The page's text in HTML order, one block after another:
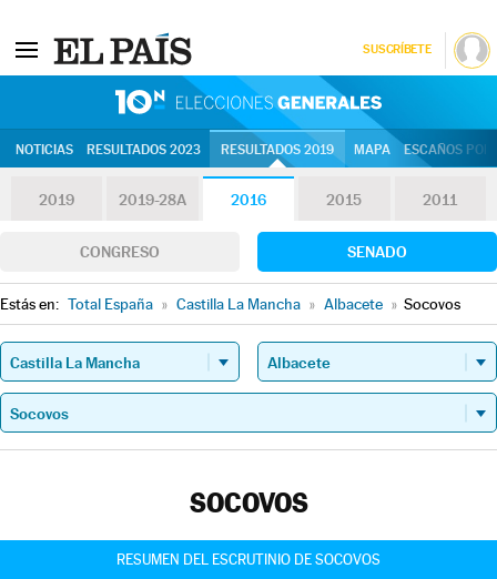
SUSCRÍBETE
NOTICIAS RESULTADOS 2023 RESULTADOS 2019 MAPA ESCAÑOS
2019 2019-28A 2016 2015 2011
CONGRESO SENADO
Estás en: Total España » Castilla La Mancha » Albacete » Socovos
SOCOVOS
RESUMEN DEL ESCRUTINIO DE SOCOVOS